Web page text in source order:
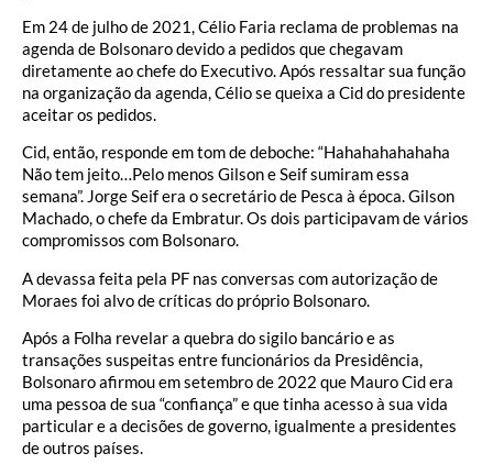
Em 24 de julho de 2021, Célio Faria reclama de problemas na
agenda de Bolsonaro devido a pedidos que chegavam
diretamente ao chefe do Executivo. Após ressaltar sua função
na organização da agenda, Célio se queixa a Cid do presidente
aceitar os pedidos.
Cid, então, responde em tom de deboche: “Hahahahahahaha
Não tem jeito…Pelo menos Gilson e Seif sumiram essa
semana”. Jorge Seif era o secretário de Pesca à época. Gilson
Machado, o chefe da Embratur. Os dois participavam de vários
compromissos com Bolsonaro.
A devassa feita pela PF nas conversas com autorização de
Moraes foi alvo de críticas do próprio Bolsonaro.
Após a Folha revelar a quebra do sigilo bancário e as
transações suspeitas entre funcionários da Presidência,
Bolsonaro afirmou em setembro de 2022 que Mauro Cid era
uma pessoa de sua “confiança” e que tinha acesso à sua vida
particular e a decisões de governo, igualmente a presidentes
de outros países.